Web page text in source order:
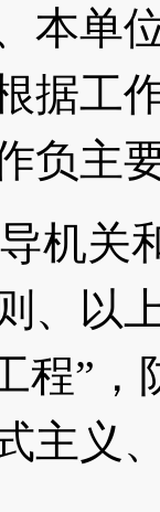
本单
据工
负主
机关
、以
程”
主义